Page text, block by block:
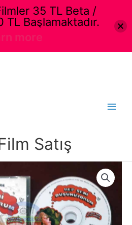
Satış
35 TL Beta /
TL Başlamaktadır.
more